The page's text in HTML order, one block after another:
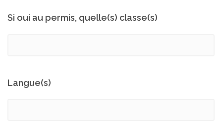
Si oui au permis, quelle(s) classe(s)
Langue(s)